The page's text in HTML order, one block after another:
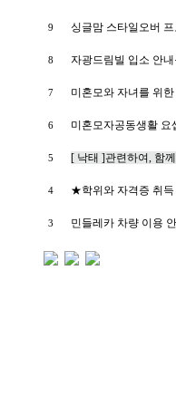
9 싱글맘 스타일오버
8 자광드림빌 입소 안
7 미혼모와 자녀를 위
6 미혼모자공동생활 요
5 [ 낙태 ]관련하여, 함
4 ★학위와 자격증 취
3 민들레카 차량 이용